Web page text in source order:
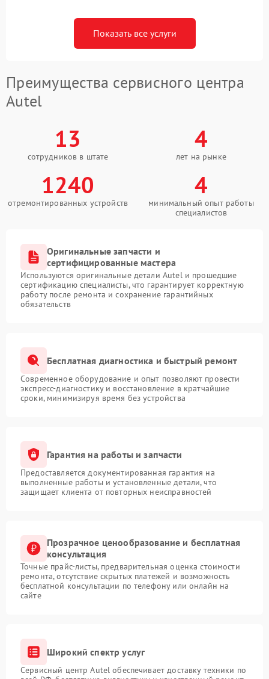
Показать все услуги
Преимущества сервисного центра
Autel
13
сотрудников в штате
4
лет на рынке
1240
отремонтированных устройств
4
минимальный опыт работы
специалистов
Оригинальные запчасти и
сертифицированные мастера
Используются оригинальные детали Autel и прошедшие
сертификацию специалисты, что гарантирует корректную
работу после ремонта и сохранение гарантийных
обязательств
Бесплатная диагностика и быстрый ремонт
Современное оборудование и опыт позволяют провести
экспресс-диагностику и восстановление в кратчайшие
сроки, минимизируя время без устройства
Гарантия на работы и запчасти
Предоставляется документированная гарантия на
выполненные работы и установленные детали, что
защищает клиента от повторных неисправностей
Прозрачное ценообразование и бесплатная
консультация
Точные прайс-листы, предварительная оценка стоимости
ремонта, отсутствие скрытых платежей и возможность
бесплатной консультации по телефону или онлайн на
сайте
Широкий спектр услуг
Сервисный центр Autel обеспечивает доставку техники по